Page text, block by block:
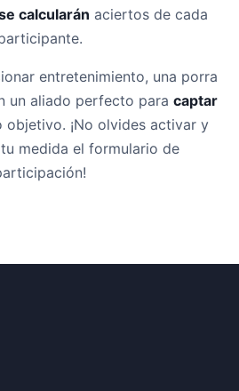
calcularán aciertos de cada
entretenimiento, una porra
un aliado perfecto para captar
¡No olvides activar y
medida el formulario de